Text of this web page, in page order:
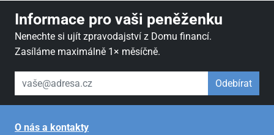
Informace pro vaši peněženku
Nenechte si ujít zpravodajství z Domu financí.
Zasíláme maximálně 1× měsíčně.
váš email Odebírat
O nás a kontakty